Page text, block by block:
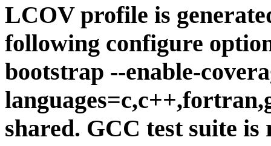
LCOV profile is
following configure
bootstrap --enable-
shared. GCC test suite